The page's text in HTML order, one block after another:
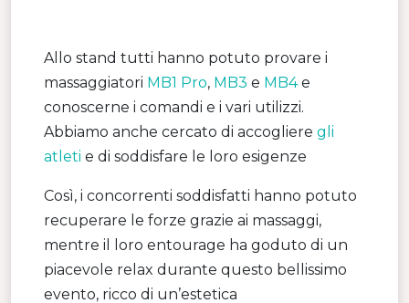
Allo stand tutti hanno potuto provare i
massaggiatori MB1 Pro, MB3 e MB4e
conoscerne i comandi e i vari utilizzi.
Abbiamo anche cercato di accogliere gli
atleti e di soddisfare le loro esigenze
Così, i concorrenti soddisfatti hanno potuto
recuperare le forze grazie ai massaggi,
mentre il loro entourage ha goduto di un
piacevole relax durante questo bellissimo
evento, ricco di un’estetica